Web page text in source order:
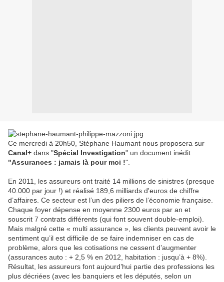
Ce mercredi à 20h50, Stéphane Haumant nous proposera sur
Canal+ dans "Spécial Investigation" un document inédit
"Assurances : jamais là pour moi !".
En 2011, les assureurs ont traité 14 millions de sinistres (presque
40.000 par jour !) et réalisé 189,6 milliards d'euros de chiffre
d’affaires. Ce secteur est l’un des piliers de l’économie française.
Chaque foyer dépense en moyenne 2300 euros par an et
souscrit 7 contrats différents (qui font souvent double-emploi).
Mais malgré cette « multi assurance », les clients peuvent avoir le
sentiment qu’il est difficile de se faire indemniser en cas de
problème, alors que les cotisations ne cessent d’augmenter
(assurances auto : + 2,5 % en 2012, habitation : jusqu’à + 8%).
Résultat, les assureurs font aujourd’hui partie des professions les
plus décriées (avec les banquiers et les députés, selon un